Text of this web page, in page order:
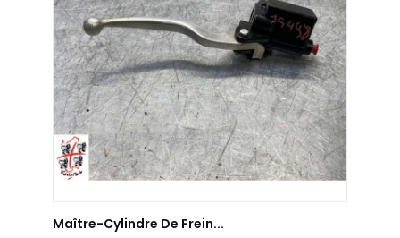
Maître-Cylindre De Frein...